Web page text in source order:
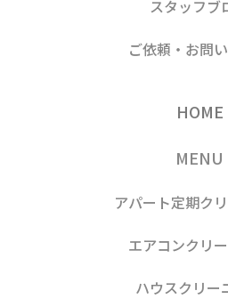
スタッフブ
ご依頼・お問
HOME
MENU
アパート定期ク
エアコンクリ
ハウスクリー